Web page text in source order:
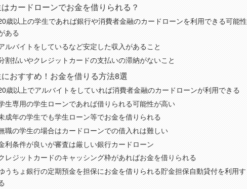
カードローンでお金を借りられる？
歳以上の学生であれば銀行や消費者金融のカードローンを利用できる可能性
ある
ルバイトをしているなど安定した収入があること
割払いやクレジットカードの支払いの滞納がないこと
おすすめ！お金を借りる方法8選
歳以上でアルバイトをしていれば消費者金融のカードローンが利用できる
生専用の学生ローンであれば借りられる可能性が高い
成年の学生でも学生ローン等でお金を借りられる
職の学生の場合はカードローンでの借入れは難しい
利条件が良いが審査は厳しい銀行カードローン
レジットカードのキャッシング枠があればお金を借りられる
うちょ銀行の定期預金を担保にお金を借りられる貯金担保自動貸付を利用す